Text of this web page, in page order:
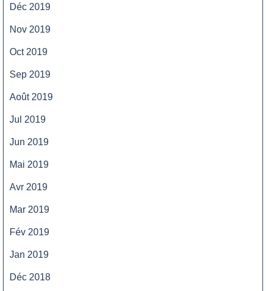
Déc 2019
Nov 2019
Oct 2019
Sep 2019
Août 2019
Jul 2019
Jun 2019
Mai 2019
Avr 2019
Mar 2019
Fév 2019
Jan 2019
Déc 2018